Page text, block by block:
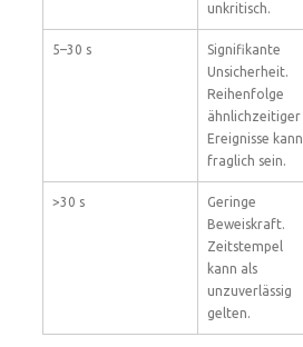
unkritisch.
5–30 s
Signifikante
Unsicherheit.
Reihenfolge
ähnlichzeitiger
Ereignisse kann
fraglich sein.
>30 s
Geringe
Beweiskraft.
Zeitstempel
kann als
unzuverlässig
gelten.